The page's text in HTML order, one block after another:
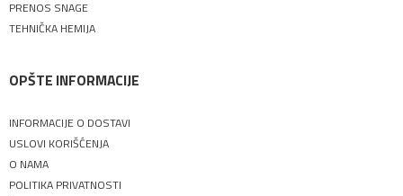
PRENOS SNAGE
TEHNIČKA HEMIJA
OPŠTE INFORMACIJE
INFORMACIJE O DOSTAVI
USLOVI KORIŠĆENJA
O NAMA
POLITIKA PRIVATNOSTI